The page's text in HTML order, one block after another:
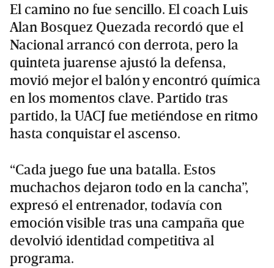
El camino no fue sencillo. El coach Luis
Alan Bosquez Quezada recordó que el
Nacional arrancó con derrota, pero la
quinteta juarense ajustó la defensa,
movió mejor el balón y encontró química
en los momentos clave. Partido tras
partido, la UACJ fue metiéndose en ritmo
hasta conquistar el ascenso.
“Cada juego fue una batalla. Estos
muchachos dejaron todo en la cancha”,
expresó el entrenador, todavía con
emoción visible tras una campaña que
devolvió identidad competitiva al
programa.